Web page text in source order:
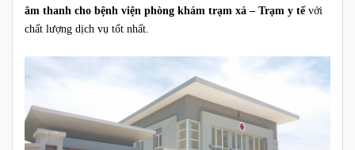
âm thanh cho bệnh viện phòng khám trạm xá – Trạm y tế với
chất lượng dịch vụ tốt nhất.